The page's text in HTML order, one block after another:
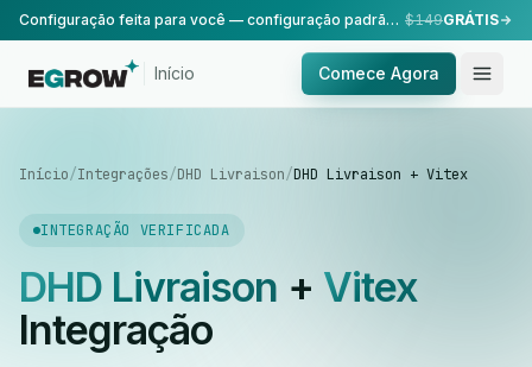
Configuração feita para você — configuração padrão, realizada pela nossa equipe. $149GRÁTIS
Início Comece Agora
Início/Integrações/DHD Livraison/DHD Livraison + Vitex
INTEGRAÇÃO VERIFICADA
DHD Livraison + Vitex
Integração